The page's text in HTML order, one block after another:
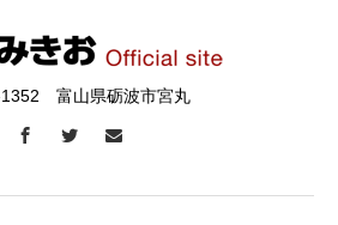
1352 富山県砺波市宮丸